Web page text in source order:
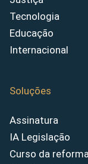
Tecnologia
Educação
Internacional
Soluções
Assinatura
IA Legislação
Curso da